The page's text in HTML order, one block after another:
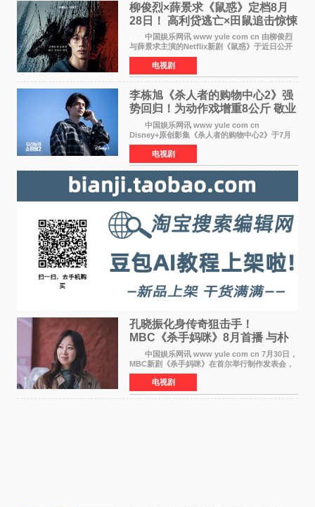
柳俊烈×薛景求《鼠惑》定档8月
28日！ 高利贷逃亡×田鼠追击惊悚
来袭
中国娱乐网讯 www yule com cn 由柳俊烈
与薛景求主演的Netflix新剧《鼠惑》于近日公开
主海报，正式定档8月28日上线。 海报中，柳
俊烈与薛景求背对背站立，各自朝向相反方向，
幽暗的色调与
电视剧
李栋旭《杀人者的购物中心2》强
势回归！为动作戏增重8公斤 敬业
获赞
中国娱乐网讯 www yule com cn
Disney+原创影集《杀人者的购物中心2》于7月
22日正式上线，由男神李栋旭主演的郑进湾以2 0
完全体强势回归。该剧第一季曾被《纽约时报》
评选为全球最佳影集之一
电视剧
孔晓振化身传奇狙击手！
MBC《杀手妈咪》8月首播 与朴
恩斌展开收视对决
中国娱乐网讯 www yule com cn 7月30日，
MBC新剧《杀手妈咪》在首尔举行制作发表会，
主演孔晓振、郑准元、李相二、无真星、崔宇
成、李银泉等人一同出席，为新剧宣传造势。这
是孔晓振继《毛骨
电视剧